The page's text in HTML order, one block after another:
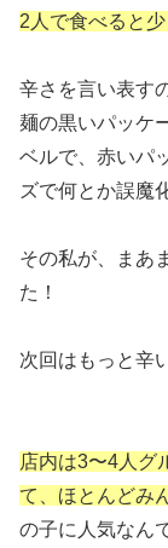
2人で食べると
辛さを言い表す
麺の黒いパッケ
ベルで、赤いパ
ズで何とか誤魔
その私が、まあ
た！
次回はもっと辛
店内は3〜4人グ
て、ほとんどみ
の子に人気なん